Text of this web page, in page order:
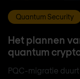
Quantum Security
Het plannen
quantum
PQC-migratie